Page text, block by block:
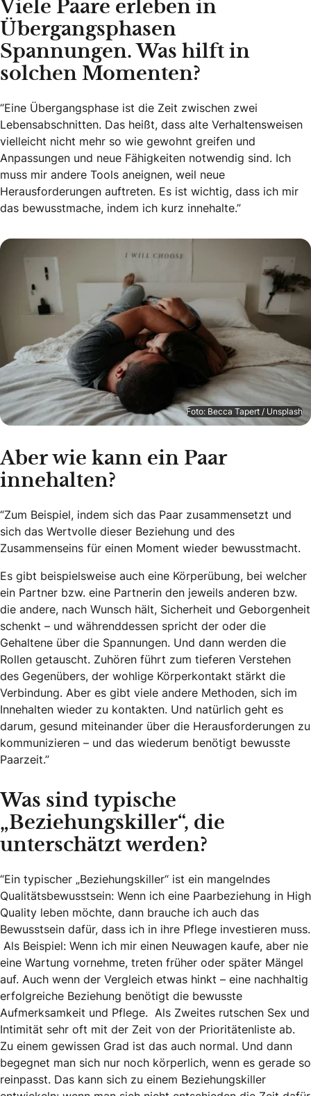
Viele Paare erleben in
Übergangsphasen
Spannungen. Was hilft in
solchen Momenten?
“Eine Übergangsphase ist die Zeit zwischen zwei
Lebensabschnitten. Das heißt, dass alte Verhaltensweisen
vielleicht nicht mehr so wie gewohnt greifen und
Anpassungen und neue Fähigkeiten notwendig sind. Ich
muss mir andere Tools aneignen, weil neue
Herausforderungen auftreten. Es ist wichtig, dass ich mir
das bewusstmache, indem ich kurz innehalte.”
Foto: Becca Tapert / Unsplash
Aber wie kann ein Paar
innehalten?
“Zum Beispiel, indem sich das Paar zusammensetzt und
sich das Wertvolle dieser Beziehung und des
Zusammenseins für einen Moment wieder bewusstmacht.
Es gibt beispielsweise auch eine Körperübung, bei welcher
ein Partner bzw. eine Partnerin den jeweils anderen bzw.
die andere, nach Wunsch hält, Sicherheit und Geborgenheit
schenkt – und währenddessen spricht der oder die
Gehaltene über die Spannungen. Und dann werden die
Rollen getauscht. Zuhören führt zum tieferen Verstehen
des Gegenübers, der wohlige Körperkontakt stärkt die
Verbindung. Aber es gibt viele andere Methoden, sich im
Innehalten wieder zu kontakten. Und natürlich geht es
darum, gesund miteinander über die Herausforderungen zu
kommunizieren – und das wiederum benötigt bewusste
Paarzeit.”
Was sind typische
„Beziehungskiller“, die
unterschätzt werden?
“Ein typischer „Beziehungskiller“ ist ein mangelndes
Qualitätsbewusstsein: Wenn ich eine Paarbeziehung in High
Quality leben möchte, dann brauche ich auch das
Bewusstsein dafür, dass ich in ihre Pflege investieren muss.
Als Beispiel: Wenn ich mir einen Neuwagen kaufe, aber nie
eine Wartung vornehme, treten früher oder später Mängel
auf. Auch wenn der Vergleich etwas hinkt – eine nachhaltig
erfolgreiche Beziehung benötigt die bewusste
Aufmerksamkeit und Pflege. Als Zweites rutschen Sex und
Intimität sehr oft mit der Zeit von der Prioritätenliste ab.
Zu einem gewissen Grad ist das auch normal. Und dann
begegnet man sich nur noch körperlich, wenn es gerade so
reinpasst. Das kann sich zu einem Beziehungskiller